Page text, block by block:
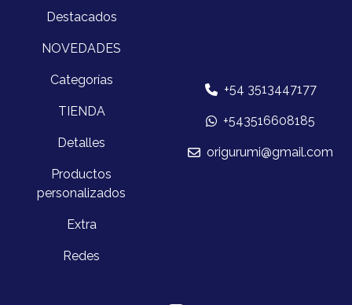
Destacados
NOVEDADES
Categorías
TIENDA
Detalles
Productos
personalizados
Extra
Redes
+54 3513447177
+543516608185
origurumi@gmail.com